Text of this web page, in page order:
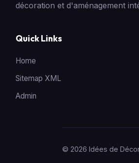
décoration et d'aménagement
Quick Links
Home
Sitemap XML
Admin
© 2026 Idées de